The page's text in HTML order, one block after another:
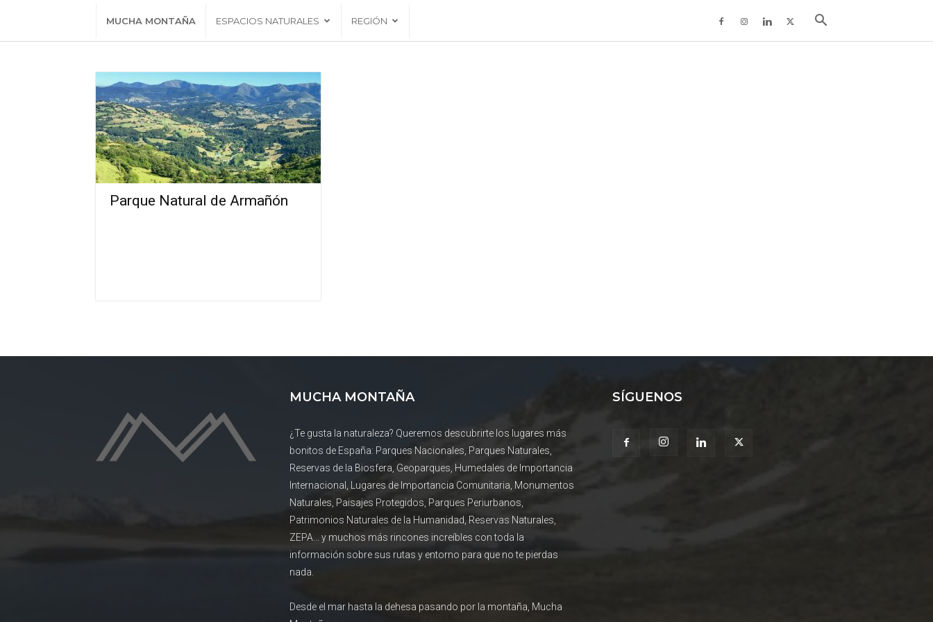
MUCHA MONTAÑA ESPACIOS NATURALES REGIÓN
Parque Natural de Armañón
MUCHA MONTAÑA
¿Te gusta la naturaleza? Queremos descubrirte los lugares más
bonitos de España: Parques Nacionales, Parques Naturales,
Reservas de la Biosfera, Geoparques, Humedales de Importancia
Internacional, Lugares de Importancia Comunitaria, Monumentos
Naturales, Paisajes Protegidos, Parques Periurbanos,
Patrimonios Naturales de la Humanidad, Reservas Naturales,
ZEPA... y muchos más rincones increíbles con toda la
información sobre sus rutas y entorno para que no te pierdas
nada.
Desde el mar hasta la dehesa pasando por la montaña, Mucha
SÍGUENOS